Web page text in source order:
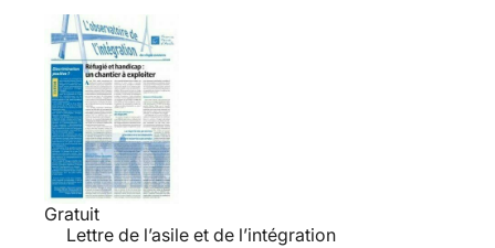
Gratuit
Lettre de l’asile et de l’intégration